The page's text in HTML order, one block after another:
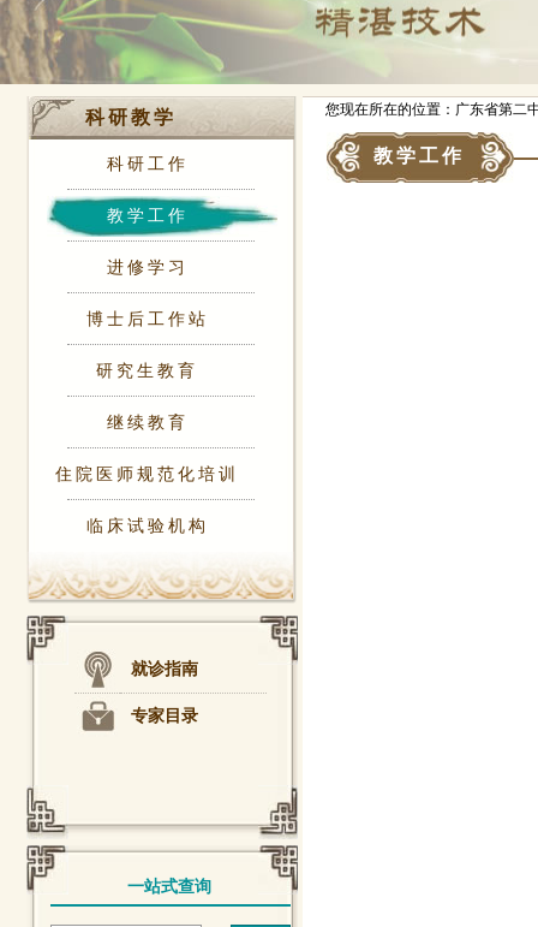
科研教学
科研工作
教学工作
进修学习
博士后工作站
研究生教育
继续教育
住院医师规范化培训
临床试验机构
就诊指南
专家目录
一站式查询
您现在所在的位置：广东省第二
教学工作